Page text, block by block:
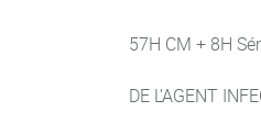
57H CM + 8H
DE L’AGENT